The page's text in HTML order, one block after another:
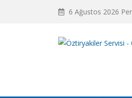
6 Ağustos 2026